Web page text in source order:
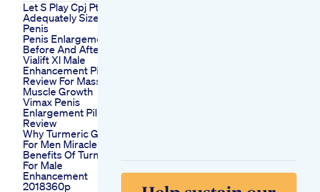
Let S Play Cpj Pt6
Adequately Sized
Penis
Penis Enlargement
Before And After
Vialift Xl Male
Enhancement Pills
Review For Massive
Muscle Growth
Vimax Penis
Enlargement Pill
Review
Why Turmeric Good
For Men Miracle
Benefits Of Turmeric
For Male
Enhancement
2018360p